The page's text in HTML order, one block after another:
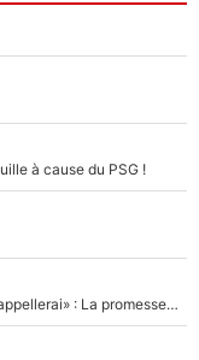
à cause du PSG !
Mercato - OM - «Dès que je prends un club, je t’appellerai» : La promesse de Marcelino au moment de claquer la porte